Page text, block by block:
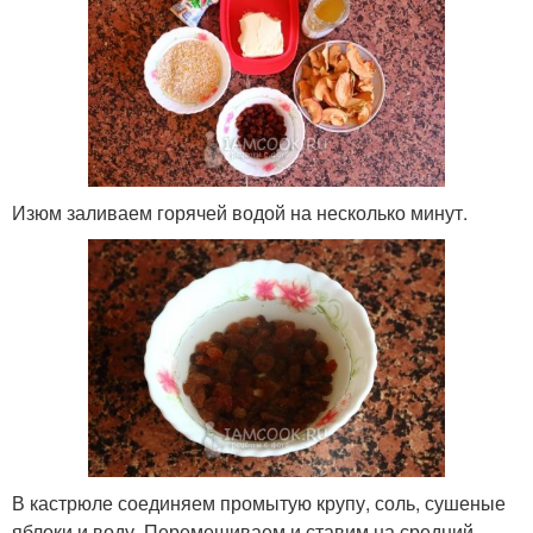
Изюм заливаем горячей водой на несколько минут.
В кастрюле соединяем промытую крупу, соль, сушеные